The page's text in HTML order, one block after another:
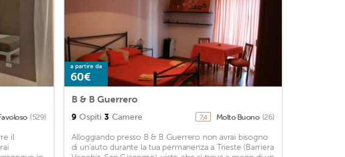
(529)
il
a partire da
60€
B & B Guerrero
9 Ospiti 3 Camere 7,4 Molto Buono (26)
Alloggiando presso B & B Guerrero non avrai bisogno
di un'auto durante la tua permanenza a Trieste (Barriera